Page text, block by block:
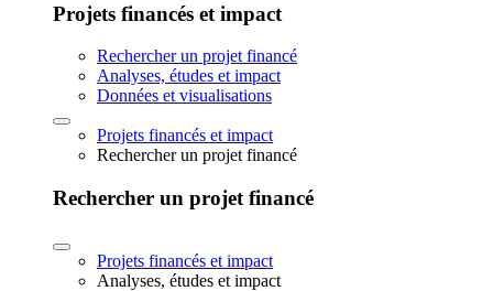
Projets financés et impact
Rechercher un projet financé
Analyses, études et impact
Données et visualisations
Projets financés et impact
Rechercher un projet financé
Rechercher un projet financé
Projets financés et impact
Analyses, études et impact